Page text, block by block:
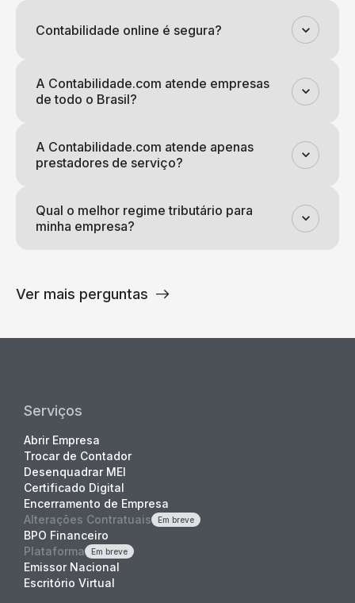
Contabilidade online é segura?
A Contabilidade.com atende empresas
de todo o Brasil?
A Contabilidade.com atende apenas
prestadores de serviço?
Qual o melhor regime tributário para
minha empresa?
Ver mais perguntas
Serviços
Abrir Empresa
Trocar de Contador
Desenquadrar MEI
Certificado Digital
Encerramento de Empresa
Alterações Contratuais
Em breve
BPO Financeiro
Plataforma
Em breve
Emissor Nacional
Escritório Virtual